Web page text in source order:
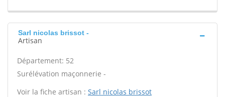
Sarl nicolas brissot -
Artisan
Département: 52
Surélévation maçonnerie -
Voir la fiche artisan : Sarl nicolas brissot